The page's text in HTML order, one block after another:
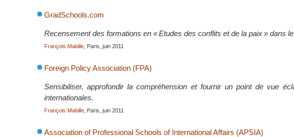
GradSchools.com
Recensement des formations en « Etudes des conflits et de la paix » dans
François Mabille , Paris, juin 2011
Foreign Policy Association (FPA)
Sensibiliser, approfondir la compréhension et fournir un point de vue
internationales.
François Mabille , Paris, juin 2011
Association of Professional Schools of International Affairs (APSIA)